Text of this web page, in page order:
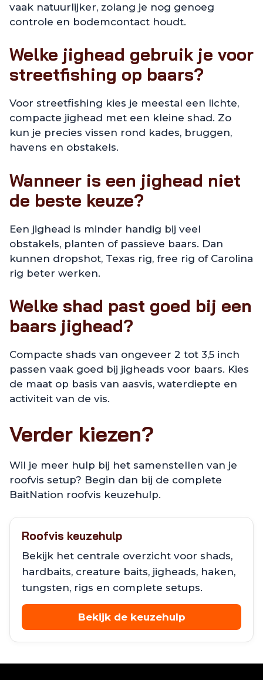
vaak natuurlijker, zolang je nog genoeg
controle en bodemcontact houdt.
Welke jighead gebruik je voor
streetfishing op baars?
Voor streetfishing kies je meestal een lichte,
compacte jighead met een kleine shad. Zo
kun je precies vissen rond kades, bruggen,
havens en obstakels.
Wanneer is een jighead niet
de beste keuze?
Een jighead is minder handig bij veel
obstakels, planten of passieve baars. Dan
kunnen dropshot, Texas rig, free rig of Carolina
rig beter werken.
Welke shad past goed bij een
baars jighead?
Compacte shads van ongeveer 2 tot 3,5 inch
passen vaak goed bij jigheads voor baars. Kies
de maat op basis van aasvis, waterdiepte en
activiteit van de vis.
Verder kiezen?
Wil je meer hulp bij het samenstellen van je
roofvis setup? Begin dan bij de complete
BaitNation roofvis keuzehulp.
Roofvis keuzehulp
Bekijk het centrale overzicht voor shads,
hardbaits, creature baits, jigheads, haken,
tungsten, rigs en complete setups.
Bekijk de keuzehulp